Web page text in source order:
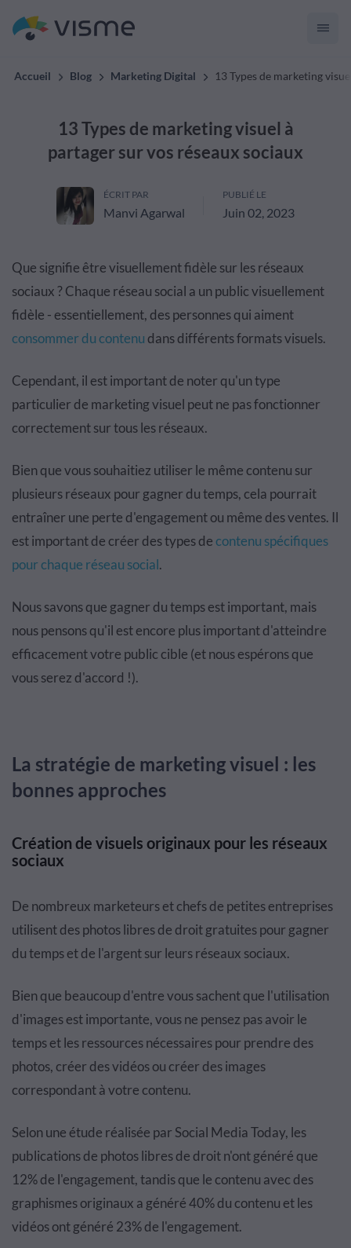
Accueil Blog Marketing Digital 13 Types de marketing
13 Types de marketing visuel à
partager sur vos réseaux sociaux
ÉCRIT PAR
Manvi Agarwal
PUBLIÉ LE
Juin 02, 2023
Que signifie être visuellement fidèle sur les réseaux
sociaux ? Chaque réseau social a un public visuellement
fidèle - essentiellement, des personnes qui aiment
consommer du contenu dans différents formats visuels.
Cependant, il est important de noter qu'un type
particulier de marketing visuel peut ne pas fonctionner
correctement sur tous les réseaux.
Bien que vous souhaitiez utiliser le même contenu sur
plusieurs réseaux pour gagner du temps, cela pourrait
entraîner une perte d'engagement ou même des ventes. Il
est important de créer des types decontenu spécifiques
pour chaque réseau social.
Nous savons que gagner du temps est important, mais
nous pensons qu'il est encore plus important d'atteindre
efficacement votre public cible (et nous espérons que
vous serez d'accord !).
La stratégie de marketing visuel : les
bonnes approches
Création de visuels originaux pour les réseaux
sociaux
De nombreux marketeurs et chefs de petites entreprises
utilisent des photos libres de droit gratuites pour gagner
du temps et de l'argent sur leurs réseaux sociaux.
Bien que beaucoup d'entre vous sachent que l'utilisation
d'images est importante, vous ne pensez pas avoir le
temps et les ressources nécessaires pour prendre des
photos, créer des vidéos ou créer des images
correspondant à votre contenu.
Selonune étude réalisée par Social Media Today, les
publications de photos libres de droit n'ont généré que
12% de l'engagement, tandis que le contenu avec des
graphismes originaux a généré 40% du contenu et les
vidéos ont généré 23% de l'engagement.